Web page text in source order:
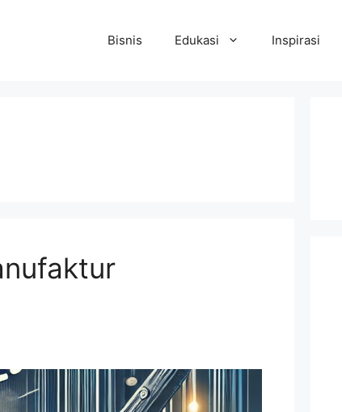
Bisnis Edukasi Inspirasi